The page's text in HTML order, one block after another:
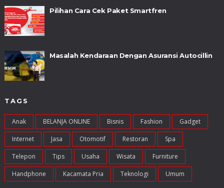
Pilihan Cara Cek Paket Smartfren
Masalah Kendaraan Dengan Asuransi Autocillin
TAGS
Anak BELANJA ONLINE Bisnis Fashion Gadget
Internet Jasa Otomotif Restoran Spa
Telepon Tips Usaha Wisata Furniture
Handphone Kacamata Pria Teknologi Umum